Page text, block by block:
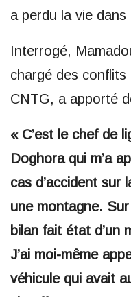
a perdu la vie
Interrogé,
chargé des
CNTG, a apporté
« C’est le chef de
Doghora qui m’a
cas d’accident sur
une montagne.
bilan fait état d’un
J’ai moi-même
véhicule qui avait